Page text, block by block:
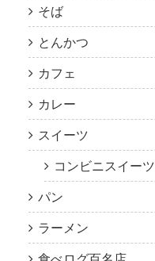
そば
とんかつ
カフェ
カレー
スイーツ
コンビニスイーツ
パン
ラーメン